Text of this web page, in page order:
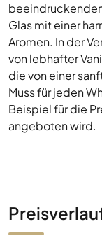
Glas mit einer
Aromen. In der
von lebhafter
die von einer
Muss für jeden
Beispiel für die
angeboten wird.